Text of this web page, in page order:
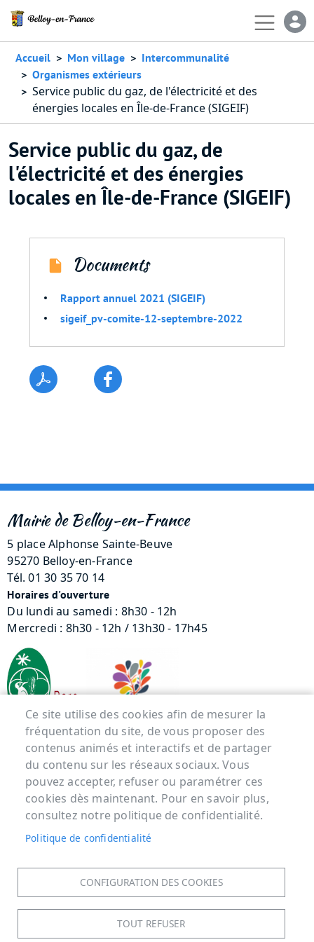
Accueil Mon village
Intercommunalité
Organismes extérieurs
Service public du gaz, de l'électricité et des
énergies locales en Île-de-France (SIGEIF)
Service public du gaz, de
l'électricité et des énergies
locales en Île-de-France (SIGEIF)
Documents
Rapport annuel 2021 (SIGEIF)
sigeif_pv-comite-12-septembre-2022
Mairie de Belloy-en-France
5 place Alphonse Sainte-Beuve
95270 Belloy-en-France
Tél. 01 30 35 70 14
Horaires d'ouverture
Du lundi au samedi : 8h30 - 12h
Mercredi : 8h30 - 12h / 13h30 - 17h45
Menu Pied de page
ACCUEIL
MENTIONS LÉGALES
DONNÉES PERSONNELLES
COOKIES
PLAN DU SITE
Ce site utilise des cookies afin de mesurer la
fréquentation du site, de vous proposer des
contenus animés et interactifs et de partager
du contenu sur les réseaux sociaux. Vous
pouvez accepter, refuser ou paramétrer ces
cookies dès maintenant. Pour en savoir plus,
consultez notre politique de confidentialité.
Politique de confidentialité
CONFIGURATION DES COOKIES
TOUT REFUSER